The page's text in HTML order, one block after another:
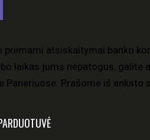
priimami atsiskaitymai banko
laikas jums nepatogus, galite
Paneriuose. Prašome iš anksto